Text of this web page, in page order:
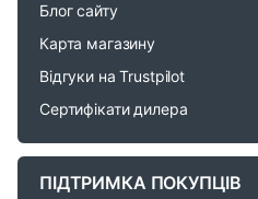
C
Блог сайту
Карта магазину
Відгуки на Trustpilot
Сертифікати дилера
ПІДТРИМКА ПОКУПЦІВ